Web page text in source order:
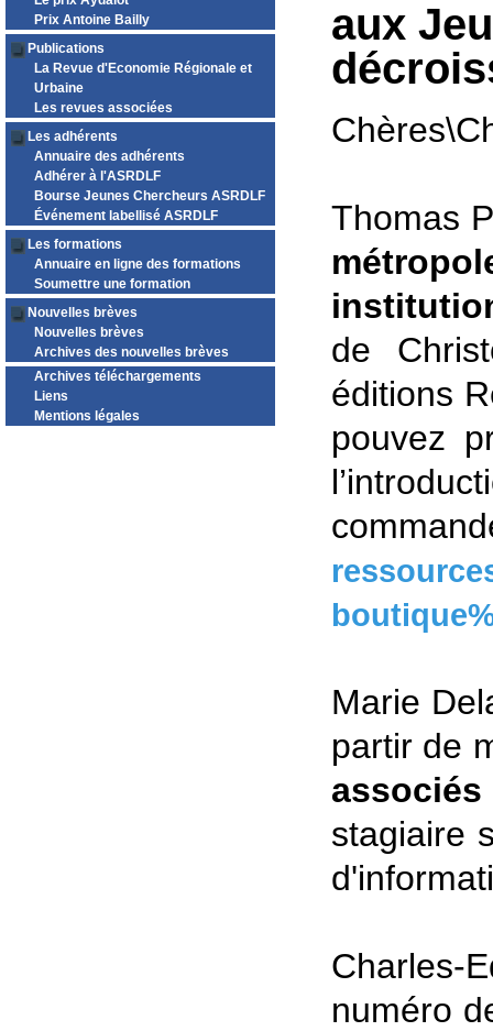
Prix Antoine Bailly
Publications
La Revue d'Economie Régionale et
Urbaine
Les revues associées
Les adhérents
Annuaire des adhérents
Adhérer à l'ASRDLF
Bourse Jeunes Chercheurs ASRDLF
Événement labellisé ASRDLF
Les formations
Annuaire en ligne des formations
Soumettre une formation
Nouvelles brèves
Nouvelles brèves
Archives des nouvelles brèves
Archives téléchargements
Liens
Mentions légales
aux
Thomas
de
éditions
pouvez
Marie
partir de
stagiaire
Charles-
numéro